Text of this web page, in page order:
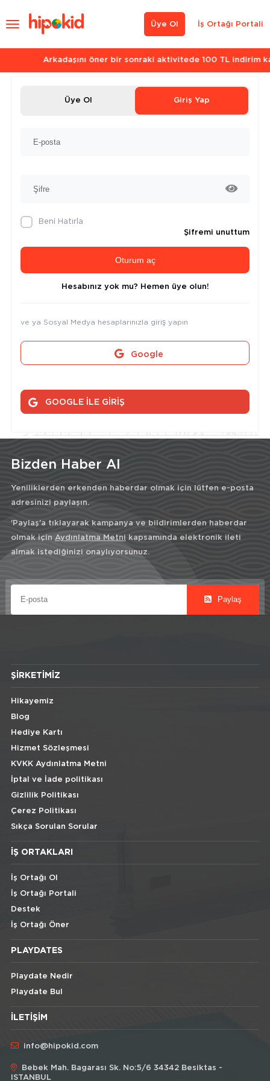
İş Ortağı Portali
Üye Ol
Arkadaşını öner bir sonraki aktivitede 100 TL indirim kazan.
Üye Ol Giriş Yap
Beni Hatırla
Şifremi unuttum
Oturum aç
Hesabınız yok mu? Hemen üye olun!
ve ya Sosyal Medya hesaplarınızla giriş yapın
Google
GOOGLE İLE GİRİŞ
Bizden Haber Al
Yeniliklerden erkenden haberdar olmak için lütfen e-posta
adresinizi paylaşın.
'Paylaş'a tıklayarak kampanya ve bildirimlerden haberdar
olmak için Aydınlatma Metni kapsamında elektronik ileti
almak istediğinizi onaylıyorsunuz.
Paylaş
ŞIRKETIMIZ
Hikayemiz
Blog
Hediye Kartı
Hizmet Sözleşmesi
KVKK Aydınlatma Metni
İptal ve İade politikası
Gizlilik Politikası
Çerez Politikası
Sıkça Sorulan Sorular
İŞ ORTAKLARI
İş Ortağı Ol
İş Ortağı Portali
Destek
İş Ortağı Öner
PLAYDATES
Playdate Nedir
Playdate Bul
İLETIŞIM
info@hipokid.com
Bebek Mah. Bagarası Sk. No:5/6 34342 Besiktas -
ISTANBUL